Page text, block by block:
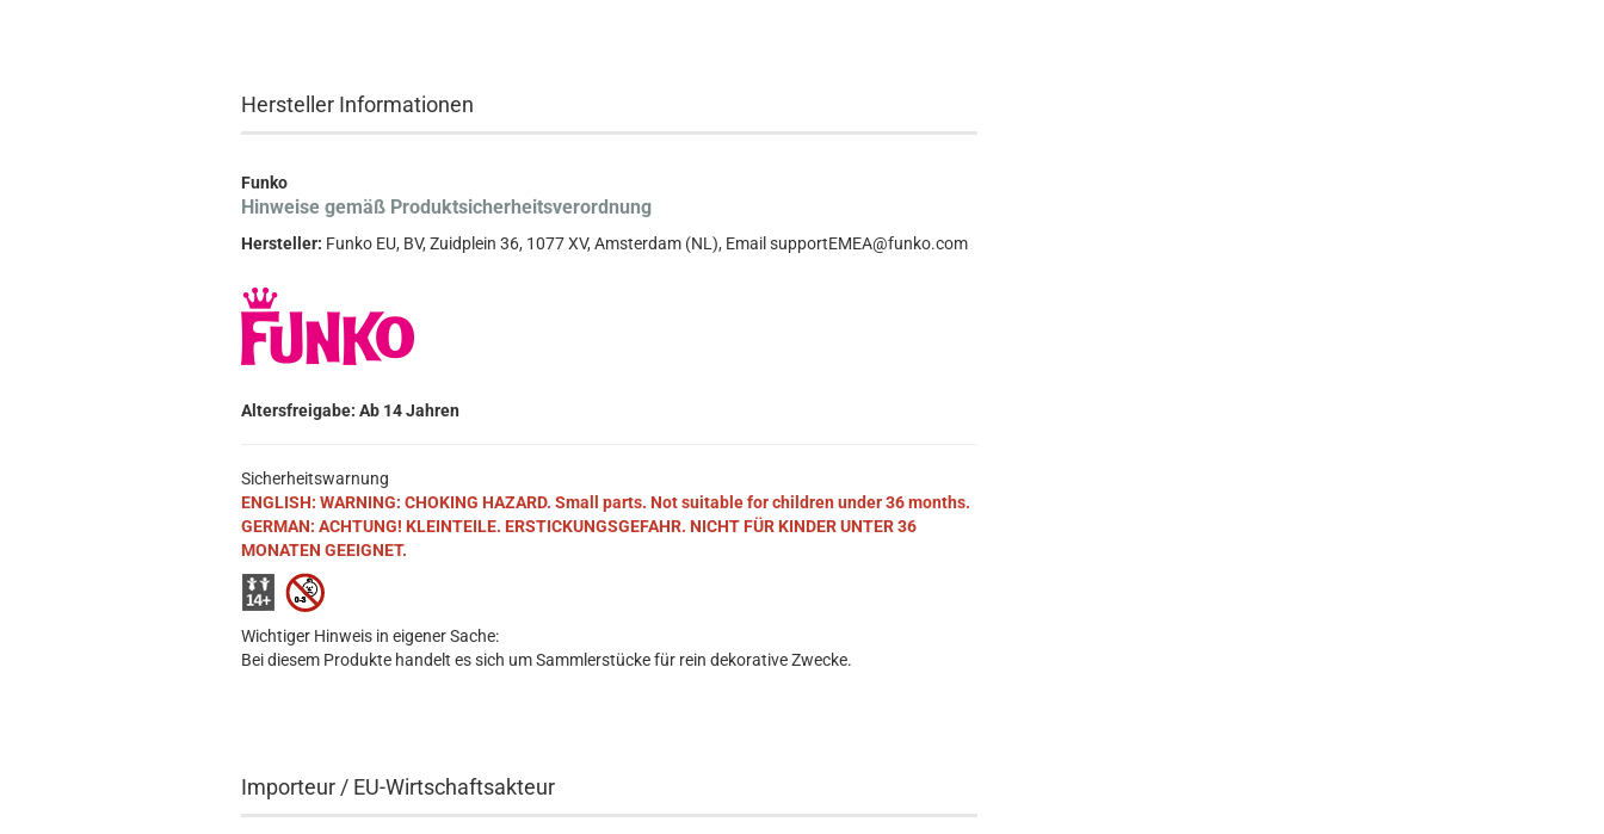
Hersteller Informationen
Funko
Hinweise gemäß Produktsicherheitsverordnung
Hersteller: Funko EU, BV, Zuidplein 36, 1077 XV, Amsterdam (NL), Email supportEMEA@funko.com
Altersfreigabe: Ab 14 Jahren
Sicherheitswarnung
ENGLISH: WARNING: CHOKING HAZARD. Small parts. Not suitable for children under 36 months.
GERMAN: ACHTUNG! KLEINTEILE. ERSTICKUNGSGEFAHR. NICHT FÜR KINDER UNTER 36
MONATEN GEEIGNET.
Wichtiger Hinweis in eigener Sache:
Bei diesem Produkte handelt es sich um Sammlerstücke für rein dekorative Zwecke.
Importeur / EU-Wirtschaftsakteur